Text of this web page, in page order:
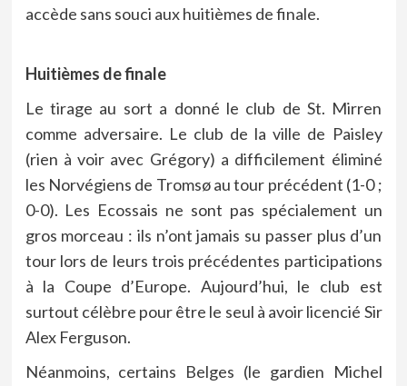
accède sans souci aux huitièmes de finale.
Huitièmes de finale
Le tirage au sort a donné le club de St. Mirren
comme adversaire. Le club de la ville de Paisley
(rien à voir avec Grégory) a difficilement éliminé
les Norvégiens de Tromsø au tour précédent (1-0 ;
0-0). Les Ecossais ne sont pas spécialement un
gros morceau : ils n’ont jamais su passer plus d’un
tour lors de leurs trois précédentes participations
à la Coupe d’Europe. Aujourd’hui, le club est
surtout célèbre pour être le seul à avoir licencié Sir
Alex Ferguson.
Néanmoins, certains Belges (le gardien Michel